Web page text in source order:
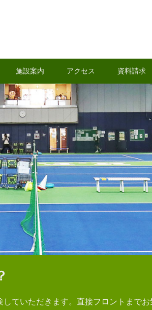
施設案内 アクセス 資料請求
ていただきます。直接フロントまで